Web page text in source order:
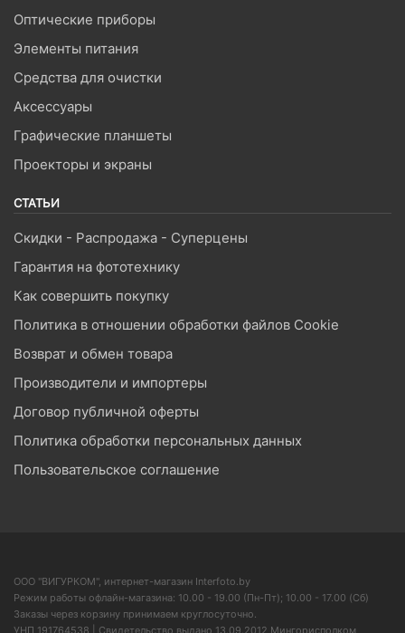
Оптические приборы
Элементы питания
Средства для очистки
Аксессуары
Графические планшеты
Проекторы и экраны
СТАТЬИ
Скидки - Распродажа - Суперцены
Гарантия на фототехнику
Как совершить покупку
Политика в отношении обработки файлов Cookie
Возврат и обмен товара
Производители и импортеры
Договор публичной оферты
Политика обработки персональных данных
Пользовательское соглашение
ООО "ВИГУРКОМ", интернет-магазин Interfoto.by
Режим работы офлайн-магазина: 10.00 - 19.00 (Пн-Пт); 10.00 - 17.00 (Сб)
Заказы через корзину принимаем круглосуточно.
УНП 191764538 | Свидетельство выдано 13.09.2012 Мингорисполком